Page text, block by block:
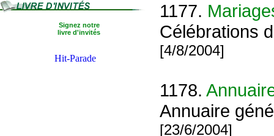
Signez notre
livre d'invités
1177.
Célébrations
[4/8/2004]
1178.
Annuaire
[23/6/2004]